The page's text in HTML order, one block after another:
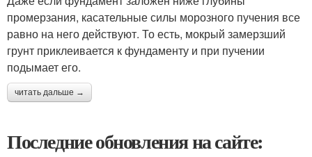
промерзания, касательные силы морозного пучения все
равно на него действуют. То есть, мокрый замерзший
грунт приклеивается к фундаменту и при пучении
подымает его.
читать дальше →
Последние обновления на сайте: